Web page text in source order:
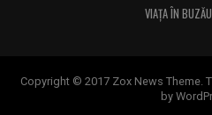
VIAȚA ÎN BUZĂU
Copyright © 2017 Zox News Theme.
by